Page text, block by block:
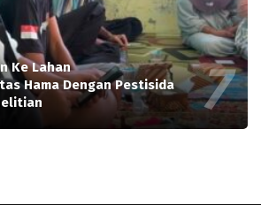
Ke Lahan
Hama Dengan Pestisida